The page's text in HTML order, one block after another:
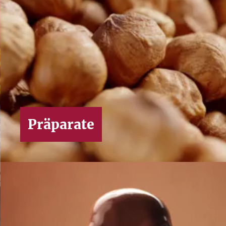
Präparate
zur
Bestätigen des
können Sie